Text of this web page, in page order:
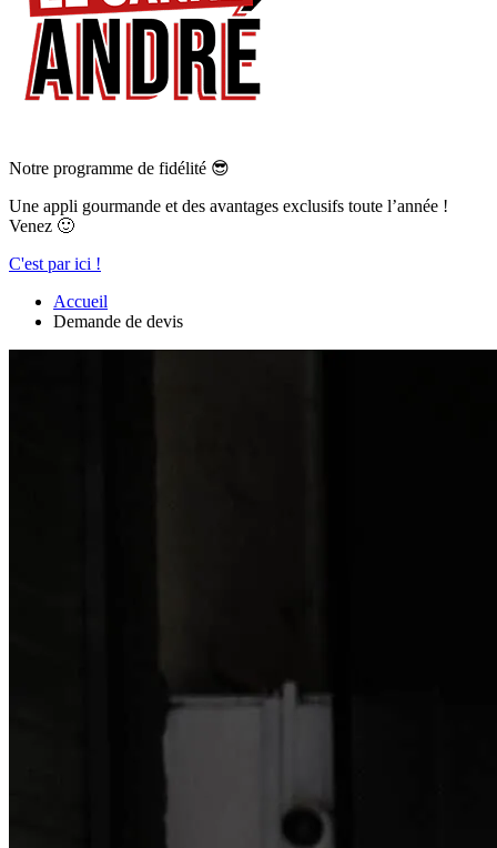
Notre programme de fidélité 😎
Une appli gourmande et des avantages exclusifs toute l’année !
Venez 🙂
C'est par ici !
Accueil
Demande de devis